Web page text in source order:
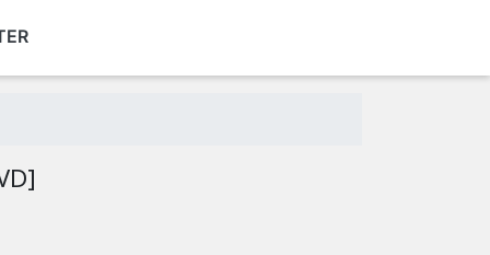
AFFICHES DE FILMS
AFFICHES DE FILMS